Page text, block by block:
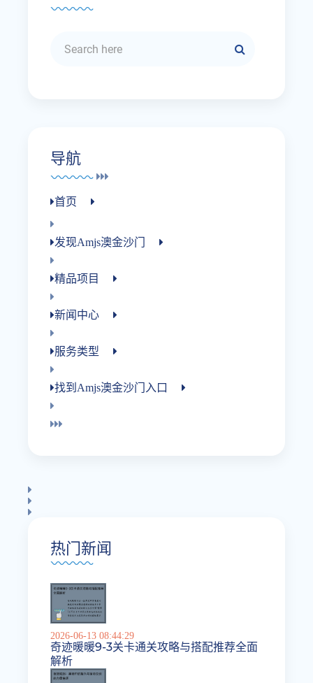
导航
首页
发现amjs澳金沙门
精品项目
新闻中心
服务类型
找到amjs澳金沙门入口
热门新闻
2026-06-13 08:44:29
奇迹暖暖9-3关卡通关攻略与搭配推荐全面
解析